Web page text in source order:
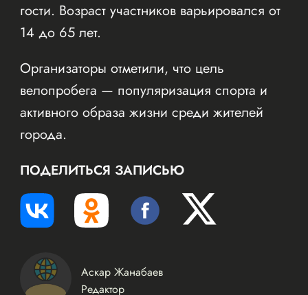
гости. Возраст участников варьировался от
14 до 65 лет.
Организаторы отметили, что цель
велопробега — популяризация спорта и
активного образа жизни среди жителей
города.
ПОДЕЛИТЬСЯ ЗАПИСЬЮ
Аскар Жанабаев
Редактор